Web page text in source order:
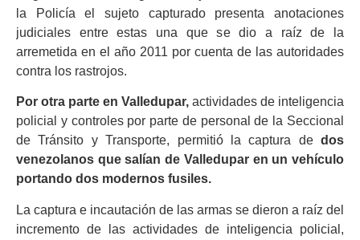
la Policía el sujeto capturado presenta anotaciones
judiciales entre estas una que se dio a raíz de la
arremetida en el año 2011 por cuenta de las autoridades
contra los rastrojos.
Por otra parte en Valledupar, actividades de inteligencia
policial y controles por parte de personal de la Seccional
de Tránsito y Transporte, permitió la captura de dos
venezolanos que salían de Valledupar en un vehículo
portando dos modernos fusiles.
La captura e incautación de las armas se dieron a raíz del
incremento de las actividades de inteligencia policial,